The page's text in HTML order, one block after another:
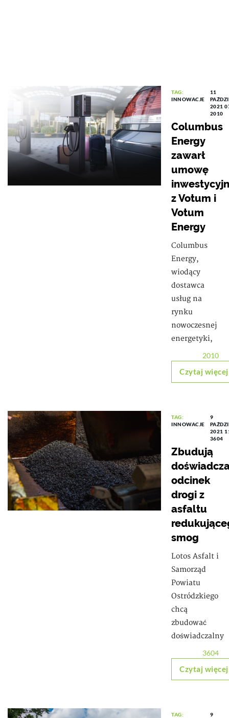
TAG:
INNOWACJE
11
2021
2010
Columbus
Energy
zawarł
umowę
z Votum i
Votum
Energy
Columbus
Energy,
wiodący
dostawca
usług na
rynku
nowoczesnej
energetyki,
2010
Czytaj więcej
TAG:
INNOWACJE
9
2021
3604
Zbudują
odcinek
drogi z
asfaltu
smog
Lotos Asfalt i
Samorząd
Powiatu
Ostródzkiego
chcą
zbudować
doświadczalny
3604
Czytaj więcej
TAG:
9